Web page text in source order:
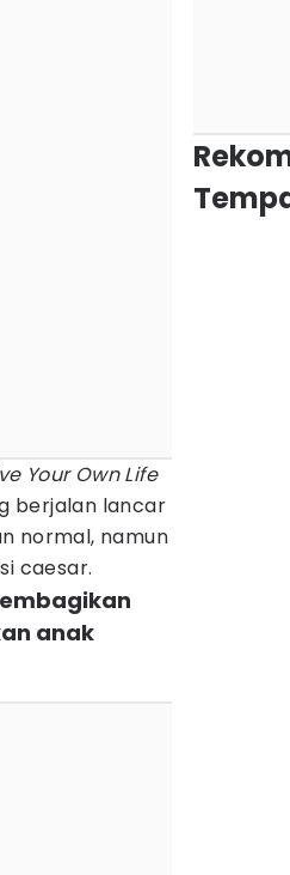
Your Own Life
berjalan lancar
normal, namun
caesar.
anak